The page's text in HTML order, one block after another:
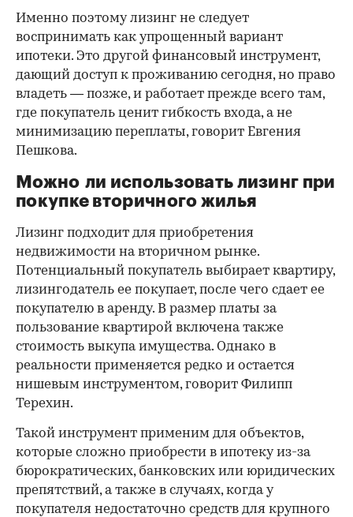
Именно поэтому лизинг не следует
воспринимать как упрощенный вариант
ипотеки. Это другой финансовый инструмент,
дающий доступ к проживанию сегодня, но право
владеть — позже, и работает прежде всего там,
где покупатель ценит гибкость входа, а не
минимизацию переплаты, говорит Евгения
Пешкова.
Можно ли использовать лизинг при
покупке вторичного жилья
Лизинг подходит для приобретения
недвижимости на вторичном рынке.
Потенциальный покупатель выбирает квартиру,
лизингодатель ее покупает, после чего сдает ее
покупателю в аренду. В размер платы за
пользование квартирой включена также
стоимость выкупа имущества. Однако в
реальности применяется редко и остается
нишевым инструментом, говорит Филипп
Терехин.
Такой инструмент применим для объектов,
которые сложно приобрести в ипотеку из-за
бюрократических, банковских или юридических
препятствий, а также в случаях, когда у
покупателя недостаточно средств для крупного